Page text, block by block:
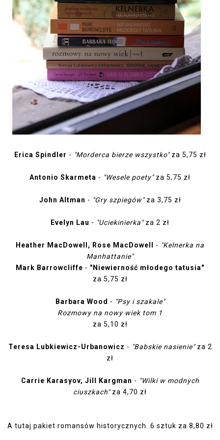
Erica Spindler - "Morderca bierze wszystko"za 5,75 zł
Antonio Skarmeta - "Wesele poety"za 5,75 zł
John Altman - "Gry szpiegów"za 3,75 zł
Evelyn Lau - "Uciekinierka"za 2 zł
Heather MacDowell, Rose MacDowell - "Kelnerka na
Manhattanie"
Mark Barrowcliffe - "Niewierność młodego tatusia"
za 5,75 zł
Barbara Wood - "Psy i szakale"
Rozmowy na nowy wiek tom 1
za 5,10 zł
Teresa Lubkiewicz-Urbanowicz - "Babskie nasienie"za 2
zł
Carrie Karasyov, Jill Kargman - "Wilki w modnych
ciuszkach"za 4,70 zł
A tutaj pakiet romansów historycznych. 6 sztuk za 8,80 zł